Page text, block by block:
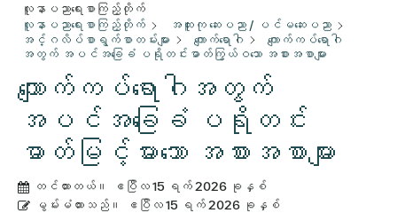
လူနာပညာရေးစာကြည့်တိုက်
လူနာပညာရေးစာကြည့်တိုက်
အထူးကု ဆေးပညာ / ပင်မဆေးပညာ
အင်္ဂလိပ်စာရွက်စာတမ်းများ
ကျောက်ရောဂါ
ကျောက်ကပ်ရောဂါ
အတွက် အပင်အခြေခံ ပရိုတင်းဓာတ်ကြွယ်ဝသော အစားအစာများ
ကျောက်ကပ်ရောဂါအတွက်
အပင်အခြေခံ ပရိုတင်း
ဓာတ်မြင့်မားသော အစားအစာများ
တင်ထားတယ်။
ဧပြီလ 15 ရက် 2026 ခုနှစ်
မွမ်းမံထားသည်။
ဧပြီလ 15 ရက် 2026 ခုနှစ်